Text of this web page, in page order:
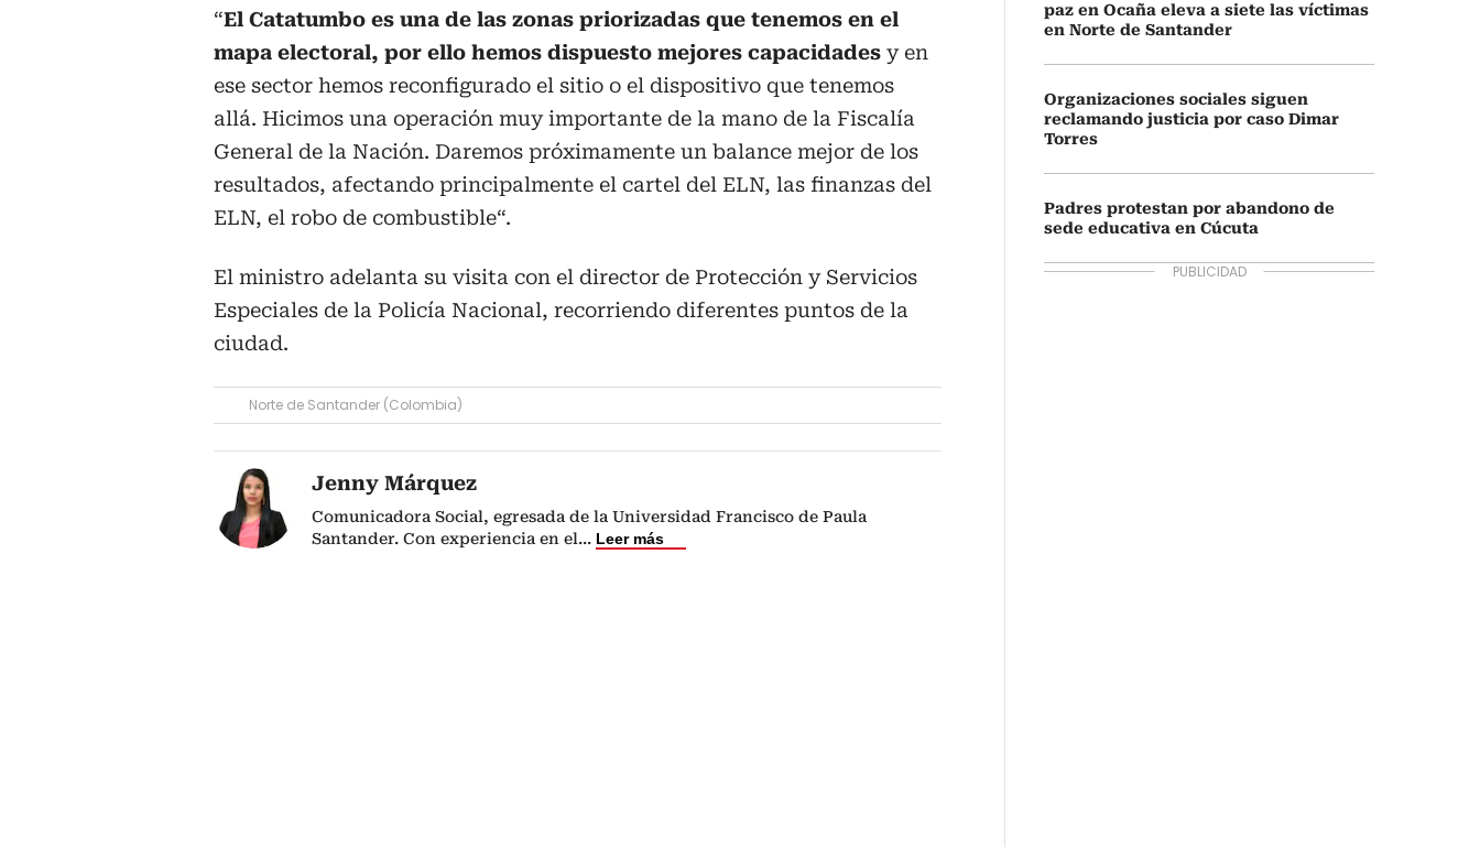
“El Catatumbo es una de las zonas priorizadas que tenemos en el
mapa electoral, por ello hemos dispuesto mejores capacidades y en
ese sector hemos reconfigurado el sitio o el dispositivo que tenemos
allá. Hicimos una operación muy importante de la mano de la Fiscalía
General de la Nación. Daremos próximamente un balance mejor de los
resultados, afectando principalmente el cartel del ELN, las finanzas del
ELN, el robo de combustible“.
El ministro adelanta su visita con el director de Protección y Servicios
Especiales de la Policía Nacional, recorriendo diferentes puntos de la
ciudad.
Norte de Santander (Colombia)
Jenny Márquez
Comunicadora Social, egresada de la Universidad Francisco de Paula
Santander. Con experiencia en el... Leer más
paz en Ocaña eleva a siete las víctimas
en Norte de Santander
Organizaciones sociales siguen
reclamando justicia por caso Dimar
Torres
Padres protestan por abandono de
sede educativa en Cúcuta